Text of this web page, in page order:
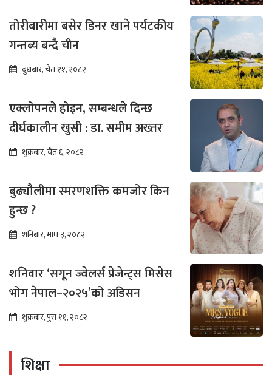
तोरीबारीमा बसेर डिनर खाने पर्यटकीय
गन्तब्य बन्दै चीन
बुधबार, चैत ११, २०८२
एक्लोपनले होइन, सम्बन्धले दिन्छ
दीर्घकालीन खुसी : डा. समीम अख्तर
शुक्रबार, चैत ६, २०८२
बुढ्यौलीमा स्मरणशक्ति कमजोर किन
हुन्छ ?
शनिबार, माघ ३, २०८२
शनिवार ‘सगून ज्वेलर्स प्रेजेन्ट्स मिसेस
भोग नेपाल–२०२५’को अडिसन
शुक्रबार, पुस ११, २०८२
शिक्षा